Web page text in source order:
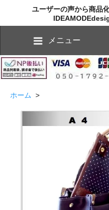
ユーザーの声から商品
メニュー
ホーム >